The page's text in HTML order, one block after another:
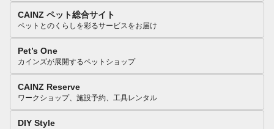
CAINZ ペット総合サイト
ペットとのくらしを彩るサービスをお届け
Pet’s One
カインズが展開するペットショップ
CAINZ Reserve
ワークショップ、施設予約、工具レンタル
DIY Style